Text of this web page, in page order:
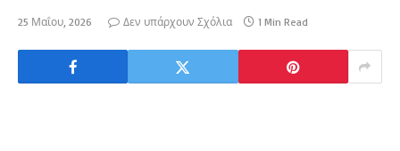
25 Μαΐου, 2026 Δεν υπάρχουν Σχόλια 1 Min Read